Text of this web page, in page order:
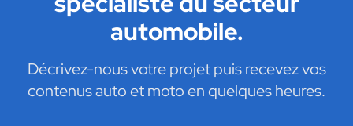
automobile.
Décrivez-nous votre projet puis recevez vos
contenus auto et moto en quelques heures.